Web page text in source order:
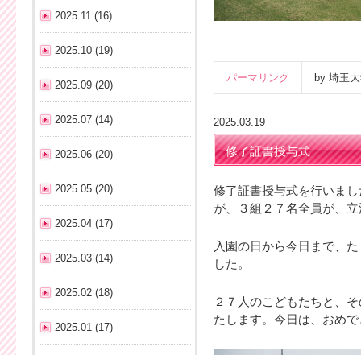
パーマリンク by 埼玉
2025.03.19
修了証書授与式
修了証書授与式を行いま
が、３組２７名全員が、
入園の日から今日まで、
した。
２７人のこどもたちと、
たします。今日は、おめ
2025.11 (16)
2025.10 (19)
2025.09 (20)
2025.07 (14)
2025.06 (20)
2025.05 (20)
2025.04 (17)
2025.03 (14)
2025.02 (18)
2025.01 (17)